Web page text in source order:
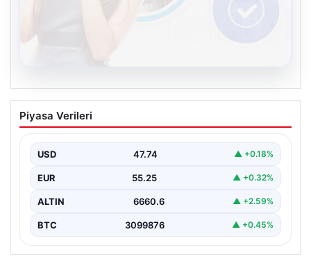
Kelebek chat adresi İle Dijital İletişimin
Seviyeli Adresi Ve Muhabbet Deneyimi
kurması ciddi bir hassasiyet barındırmaktadır. Halen
çeşitli…
Piyasa Verileri
USD 47.74 ▲ +0.18%
EUR 55.25 ▲ +0.32%
ALTIN 6660.6 ▲ +2.59%
BTC 3099876 ▲ +0.45%